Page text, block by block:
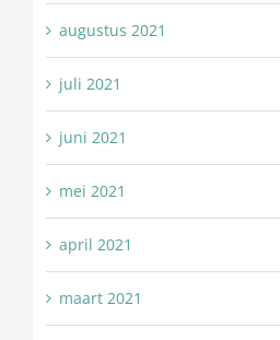
augustus 2021
juli 2021
juni 2021
mei 2021
april 2021
maart 2021